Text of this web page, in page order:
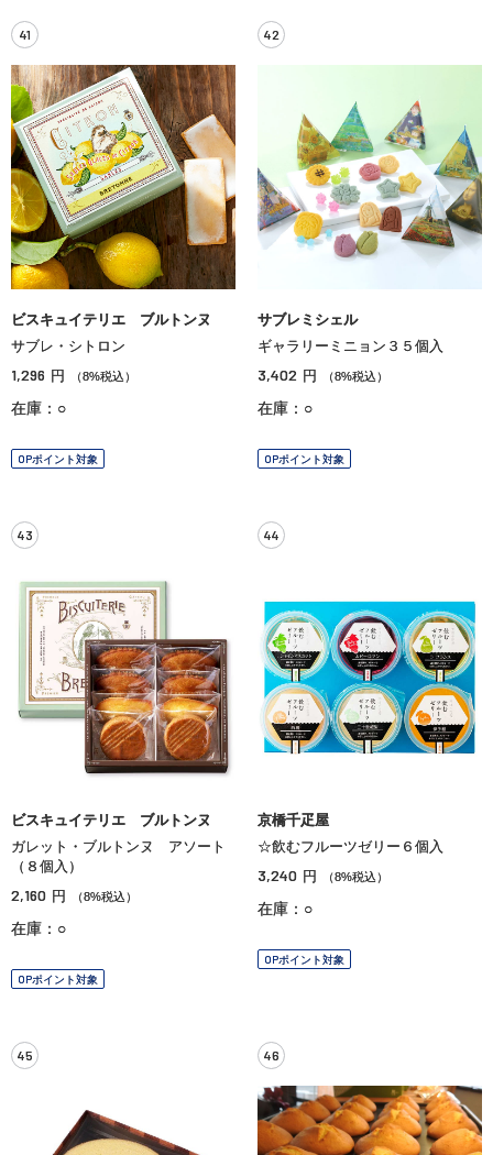
41
ビスキュイテリエ ブルトンヌ
サブレ・シトロン
1,296 円 （8%税込）
在庫：○
OPポイント対象
42
サブレミシェル
ギャラリーミニョン３５個入
3,402 円 （8%税込）
在庫：○
OPポイント対象
43
ビスキュイテリエ ブルトンヌ
ガレット・ブルトンヌ アソート
（８個入）
2,160 円 （8%税込）
在庫：○
OPポイント対象
44
京橋千疋屋
☆飲むフルーツゼリー６個入
3,240 円 （8%税込）
在庫：○
OPポイント対象
45 46